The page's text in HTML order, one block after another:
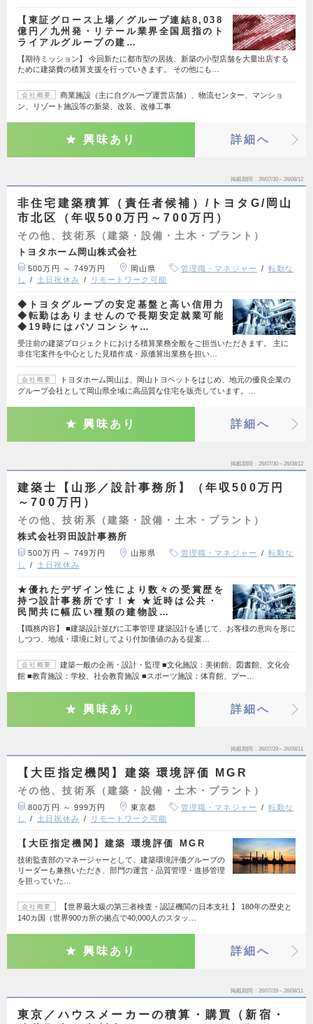
【東証グロース上場／グループ連結8,038
億円／九州発・リテール業界全国屈指のト
ライアルグループの建…
【期待ミッション】 今回新たに都市型の居抜、新築の小型店舗を大量出店する
ために建築費の積算支援を行っていきます。 その他にも…
会社概要
商業施設（主に自グループ運営店舗）、物流センター、マンショ
ン、リゾート施設等の新築、改装、改修工事
興味あり 詳細へ
掲載期間 26/07/30～26/08/12
非住宅建築積算（責任者候補）/トヨタG/岡山
市北区（年収500万円～700万円）
その他、技術系（建築・設備・土木・プラント）
トヨタホーム岡山株式会社
500万円 ～ 749万円 岡山県 管理職・マネジャー
転勤な
し
土日祝休み リモートワーク可能
◆トヨタグループの安定基盤と高い信用力
◆転勤はありませんので長期安定就業可能
◆19時にはパソコンシャ…
受注前の建築プロジェクトにおける積算業務全般をご担当いただきます。 主に
非住宅案件を中心とした見積作成・原価算出業務を担い…
会社概要
トヨタホーム岡山は、岡山トヨペットをはじめ、地元の優良企業の
グループ会社として岡山県全域に高品質な住宅を販売しています。…
興味あり 詳細へ
掲載期間 26/07/30～26/08/12
建築士【山形／設計事務所】（年収500万円
～700万円）
その他、技術系（建築・設備・土木・プラント）
株式会社羽田設計事務所
500万円 ～ 749万円 山形県 管理職・マネジャー
転勤な
し
土日祝休み
★優れたデザイン性により数々の受賞歴を
持つ設計事務所です！★ ★近時は公共・
民間共に幅広い種類の建物設…
【職務内容】 ■建築設計並びに工事管理 建築設計を通じて、お客様の意向を形に
しつつ、地域・環境に対してより付加価値のある提案…
会社概要
建築一般の企画・設計・監理 ■文化施設：美術館、図書館、文化会
館 ■教育施設：学校、社会教育施設 ■スポーツ施設：体育館、プー…
興味あり 詳細へ
掲載期間 26/07/29～26/08/11
【大臣指定機関】建築 環境評価 MGR
その他、技術系（建築・設備・土木・プラント）
800万円 ～ 999万円 東京都 管理職・マネジャー
転勤な
し
土日祝休み リモートワーク可能
【大臣指定機関】建築 環境評価 MGR
技術監査部のマネージャーとして、建築環境評価グループの
リーダーも兼務いただき、部門の運営・品質管理・進捗管理
を担っていた…
会社概要
【世界最大級の第三者検査・認証機関の日本支社 】 180年の歴史と
140カ国（世界900カ所の拠点で40,000人のスタッ…
興味あり 詳細へ
掲載期間 26/07/29～26/08/11
東京／ハウスメーカーの積算・購買（新宿・